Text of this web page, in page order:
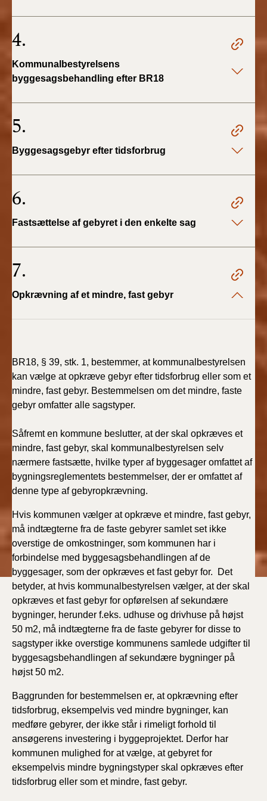
2019)
BR18 (1/7-31/12
4.
Kommunalbestyrelsens
byggesagsbehandling efter BR18
5.
Byggesagsgebyr efter tidsforbrug
6.
Fastsættelse af gebyret i den enkelte sag
7.
Opkrævning af et mindre, fast gebyr
BR18, § 39, stk. 1, bestemmer, at kommunalbestyrelsen
kan vælge at opkræve gebyr efter tidsforbrug eller som et
mindre, fast gebyr. Bestemmelsen om det mindre, faste
gebyr omfatter alle sagstyper.
Såfremt en kommune beslutter, at der skal opkræves et
mindre, fast gebyr, skal kommunalbestyrelsen selv
nærmere fastsætte, hvilke typer af byggesager omfattet af
bygningsreglementets bestemmelser, der er omfattet af
denne type af gebyropkrævning.
Hvis kommunen vælger at opkræve et mindre, fast gebyr,
må indtægterne fra de faste gebyrer samlet set ikke
overstige de omkostninger, som kommunen har i
forbindelse med byggesagsbehandlingen af de
byggesager, som der opkræves et fast gebyr for. Det
betyder, at hvis kommunalbestyrelsen vælger, at der skal
opkræves et fast gebyr for opførelsen af sekundære
bygninger, herunder f.eks. udhuse og drivhuse på højst
50 m2, må indtægterne fra de faste gebyrer for disse to
sagstyper ikke overstige kommunens samlede udgifter til
byggesagsbehandlingen af sekundære bygninger på
højst 50 m2.
Baggrunden for bestemmelsen er, at opkrævning efter
tidsforbrug, eksempelvis ved mindre bygninger, kan
medføre gebyrer, der ikke står i rimeligt forhold til
ansøgerens investering i byggeprojektet. Derfor har
kommunen mulighed for at vælge, at gebyret for
eksempelvis mindre bygningstyper skal opkræves efter
tidsforbrug eller som et mindre, fast gebyr.